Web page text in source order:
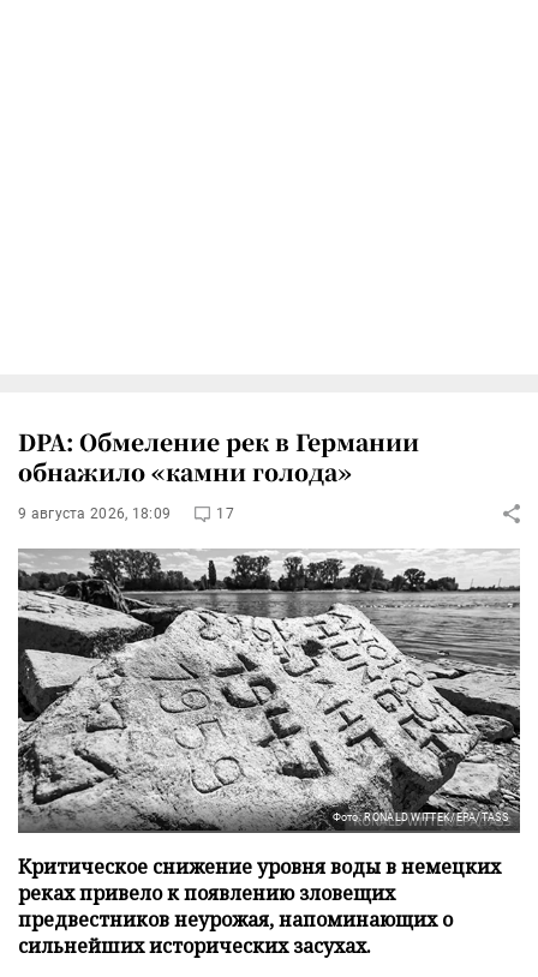
DPA: Обмеление рек в Германии
обнажило «камни голода»
9 августа 2026, 18:09 17
Фото: RONALD WITTEK/EPA/TASS
Критическое снижение уровня воды в немецких
реках привело к появлению зловещих
предвестников неурожая, напоминающих о
сильнейших исторических засухах.